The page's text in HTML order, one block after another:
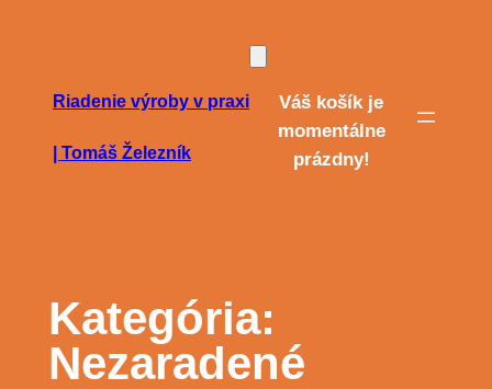
Riadenie výroby v praxi
| Tomáš Železník
Váš košík je
momentálne
prázdny!
Kategória:
Nezaradené